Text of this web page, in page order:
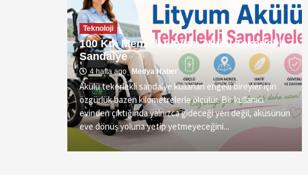
Teknoloji
100 Km Menzilli Lityum Akülü Tekerlekli
Sandalye
4 hafta ago Medya Haber
Akülü tekerlekli sandalye kullanan engelli bireyler için
özgürlük bazen kilometrelerle ölçülür. Bir kullanıcı
evinden çıktığında yalnızca gideceği yeri değil, aküsünün
eve dönüş yoluna yetip yetmeyeceğini...